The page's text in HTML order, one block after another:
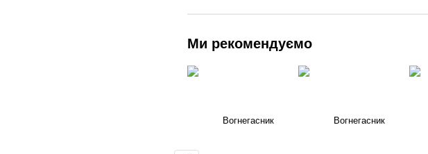
Ми рекомендуємо